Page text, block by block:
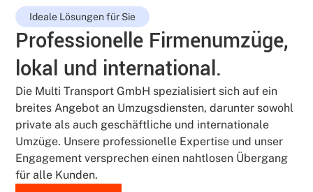
Ideale Lösungen für Sie
Professionelle Firmenumzüge,
lokal und international.
Die Multi Transport GmbH spezialisiert sich auf ein
breites Angebot an Umzugsdiensten, darunter sowohl
private als auch geschäftliche und internationale
Umzüge. Unsere professionelle Expertise und unser
Engagement versprechen einen nahtlosen Übergang
für alle Kunden.